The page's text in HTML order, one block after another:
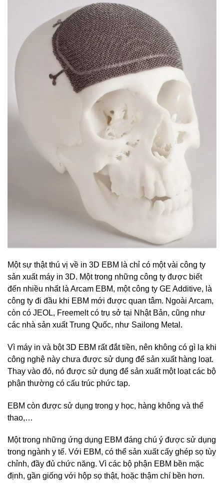
Một sự thật thú vị về in 3D EBM là chỉ có một vài công ty
sản xuất máy in 3D. Một trong những công ty được biết
đến nhiều nhất là Arcam EBM, một công ty GE Additive, là
công ty đi đầu khi EBM mới được quan tâm. Ngoài Arcam,
còn có JEOL, Freemelt có trụ sở tại Nhật Bản, cũng như
các nhà sản xuất Trung Quốc, như Sailong Metal.
Vì máy in và bột 3D EBM rất đắt tiền, nên không có gì lạ khi
công nghệ này chưa được sử dụng để sản xuất hàng loạt.
Thay vào đó, nó được sử dụng để sản xuất một loạt các bộ
phận thường có cấu trúc phức tạp.
EBM còn được sử dụng trong y học, hàng không và thể
thao,…
Một trong những ứng dụng EBM đáng chú ý được sử dụng
trong ngành y tế. Với EBM, có thể sản xuất cấy ghép sọ tùy
chỉnh, đầy đủ chức năng. Vì các bộ phận EBM bền mặc
định, gần giống với hộp sọ thật, hoặc thậm chí bền hơn.